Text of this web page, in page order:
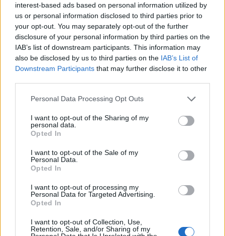
interest-based ads based on personal information utilized by
us or personal information disclosed to third parties prior to
your opt-out. You may separately opt-out of the further
disclosure of your personal information by third parties on the
IAB’s list of downstream participants. This information may
also be disclosed by us to third parties on the IAB’s List of
Downstream Participants that may further disclose it to other
Personal Data Processing Opt Outs
I want to opt-out of the Sharing of my
personal data.
Opted In
I want to opt-out of the Sale of my
Personal Data.
Opted In
I want to opt-out of processing my
Personal Data for Targeted Advertising.
Opted In
I want to opt-out of Collection, Use,
Retention, Sale, and/or Sharing of my
contractdetails
Ajax dicht bij komst Arokodare: huurdeal met
koopoptie van 22 miljoen
Ajax helpt Burnley uit de brand met afgeknipte
Hakim Ziyech verhuurt opnieuw luxe
Marcos Leonardo laat eerste indruk achter bij
Resterend oefenprogramma Ajax: waar zijn de
blijft cruciaal